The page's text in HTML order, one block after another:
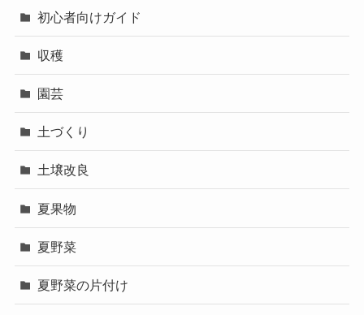
初心者向けガイド
収穫
園芸
土づくり
土壌改良
夏果物
夏野菜
夏野菜の片付け